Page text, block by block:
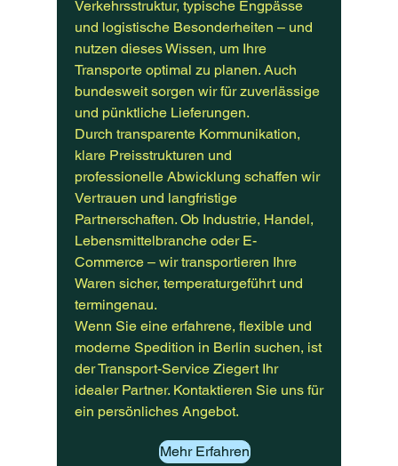
Verkehrsstruktur, typische Engpässe
und logistische Besonderheiten – und
nutzen dieses Wissen, um Ihre
Transporte optimal zu planen. Auch
bundesweit sorgen wir für zuverlässige
und pünktliche Lieferungen.
Durch transparente Kommunikation,
klare Preisstrukturen und
professionelle Abwicklung schaffen wir
Vertrauen und langfristige
Partnerschaften. Ob Industrie, Handel,
Lebensmittelbranche oder E-
Commerce – wir transportieren Ihre
Waren sicher, temperaturgeführt und
termingenau.
Wenn Sie eine erfahrene, flexible und
moderne Spedition in Berlin suchen, ist
der Transport-Service Ziegert Ihr
idealer Partner. Kontaktieren Sie uns für
ein persönliches Angebot.
Mehr Erfahren